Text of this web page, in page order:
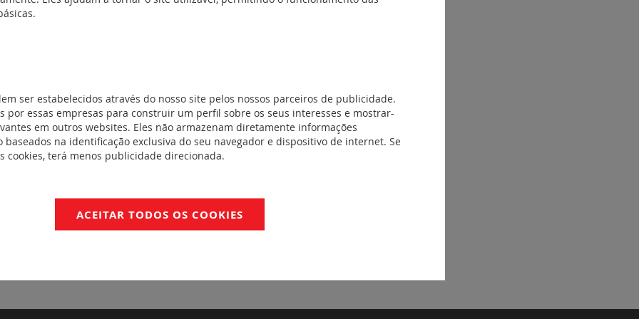
16 a
63 A
ser estabelecidos através do nosso site pelos nossos parceiros de publicidade.
por essas empresas para construir um perfil sobre os seus interesses e mostrar-
em outros websites. Eles não armazenam diretamente informações
baseados na identificação exclusiva do seu navegador e dispositivo de internet. Se
cookies, terá menos publicidade direcionada.
ACEITAR TODOS OS COOKIES